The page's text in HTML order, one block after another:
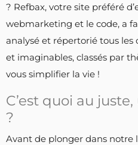
? Refbax, votre site préféré
webmarketing et le code, a
analysé et répertorié tous les
et imaginables, classés par
vous simplifier la vie !
C’est quoi au
?
Avant de plonger dans notre